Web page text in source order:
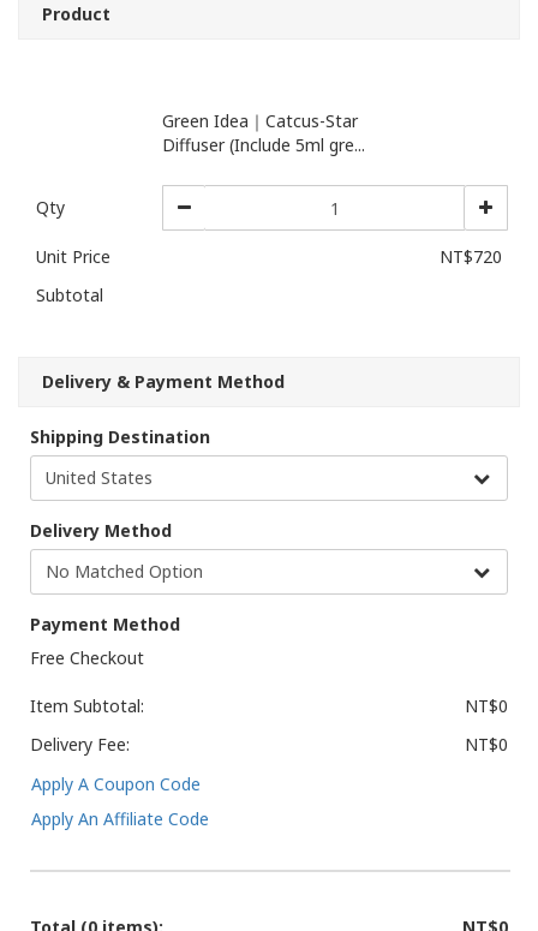
Product
Green Idea｜Catcus-Star
Diffuser (Include 5ml gre...
Qty
Unit Price
NT$720
Subtotal
Delivery & Payment Method
Shipping Destination
Delivery Method
Payment Method
Free Checkout
Item Subtotal:
NT$0
Delivery Fee:
NT$0
Apply A Coupon Code
Apply An Affiliate Code
Total (0 items): NT$0